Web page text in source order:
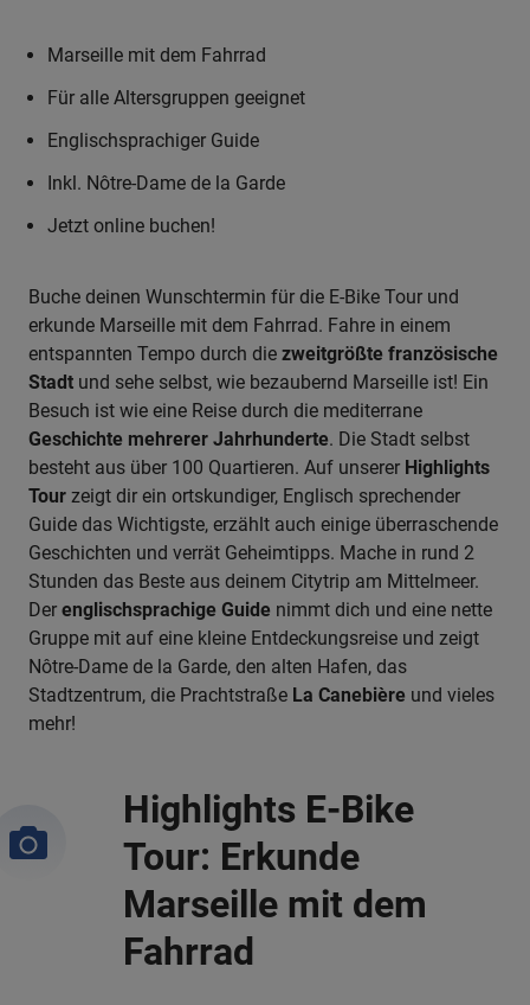
Marseille mit dem Fahrrad
Für alle Altersgruppen geeignet
Englischsprachiger Guide
Inkl. Nôtre-Dame de la Garde
Jetzt online buchen!
Buche deinen Wunschtermin für die E-Bike Tour und
erkunde Marseille mit dem Fahrrad. Fahre in einem
entspannten Tempo durch die zweitgrößte französische
Stadt und sehe selbst, wie bezaubernd Marseille ist! Ein
Besuch ist wie eine Reise durch die mediterrane
Geschichte mehrerer Jahrhunderte. Die Stadt selbst
besteht aus über 100 Quartieren. Auf unserer Highlights
Tour zeigt dir ein ortskundiger, Englisch sprechender
Guide das Wichtigste, erzählt auch einige überraschende
Geschichten und verrät Geheimtipps. Mache in rund 2
Stunden das Beste aus deinem Citytrip am Mittelmeer.
Der englischsprachige Guide nimmt dich und eine nette
Gruppe mit auf eine kleine Entdeckungsreise und zeigt
Nôtre-Dame de la Garde, den alten Hafen, das
Stadtzentrum, die Prachtstraße La Canebière und vieles
mehr!
Highlights E-Bike
Tour: Erkunde
Marseille mit dem
Fahrrad